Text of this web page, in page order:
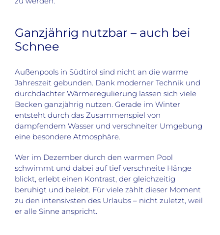
Ganzjährig nutzbar – auch bei
Schnee
Außenpools in Südtirol sind nicht an die warme
Jahreszeit gebunden. Dank moderner Technik und
durchdachter Wärmeregulierung lassen sich viele
Becken ganzjährig nutzen. Gerade im Winter
entsteht durch das Zusammenspiel von
dampfendem Wasser und verschneiter Umgebung
eine besondere Atmosphäre.
Wer im Dezember durch den warmen Pool
schwimmt und dabei auf tief verschneite Hänge
blickt, erlebt einen Kontrast, der gleichzeitig
beruhigt und belebt. Für viele zählt dieser Moment
zu den intensivsten des Urlaubs – nicht zuletzt, weil
er alle Sinne anspricht.